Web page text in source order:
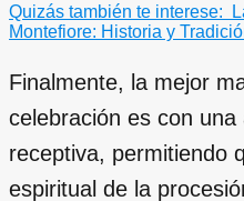
Quizás también te interese:
Montefiore: Historia y
Finalmente, la mejor
celebración es con
receptiva, permitiendo
espiritual de la